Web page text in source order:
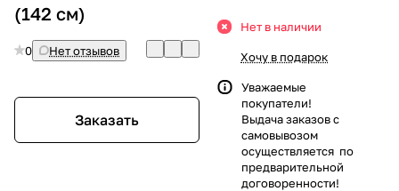
(142 см)
0 Нет отзывов
Заказать
Нет в наличии
Хочу в подарок
Уважаемые
покупатели!
Выдача заказов с
самовывозом
осуществляется по
предварительной
договоренности!